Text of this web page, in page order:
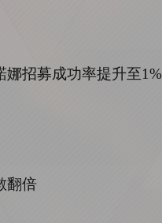
娜招募成功率提升至1%
翻倍